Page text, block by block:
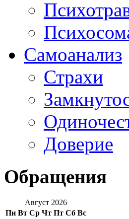
Самоанализ
Страхи
Доверие
Обращения
Август 2026
Пн Вт Ср Чт Пт Сб Вс